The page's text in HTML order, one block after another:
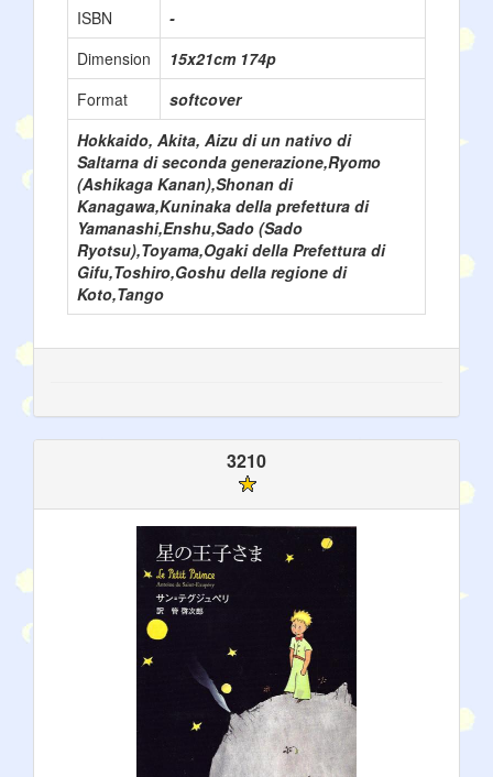
ISBN
-
Dimension
15x21cm 174p
Format
softcover
Hokkaido, Akita, Aizu di un nativo di
Saltarna di seconda generazione,Ryomo
(Ashikaga Kanan),Shonan di
Kanagawa,Kuninaka della prefettura di
Yamanashi,Enshu,Sado (Sado
Ryotsu),Toyama,Ogaki della Prefettura di
Gifu,Toshiro,Goshu della regione di
Koto,Tango
3210